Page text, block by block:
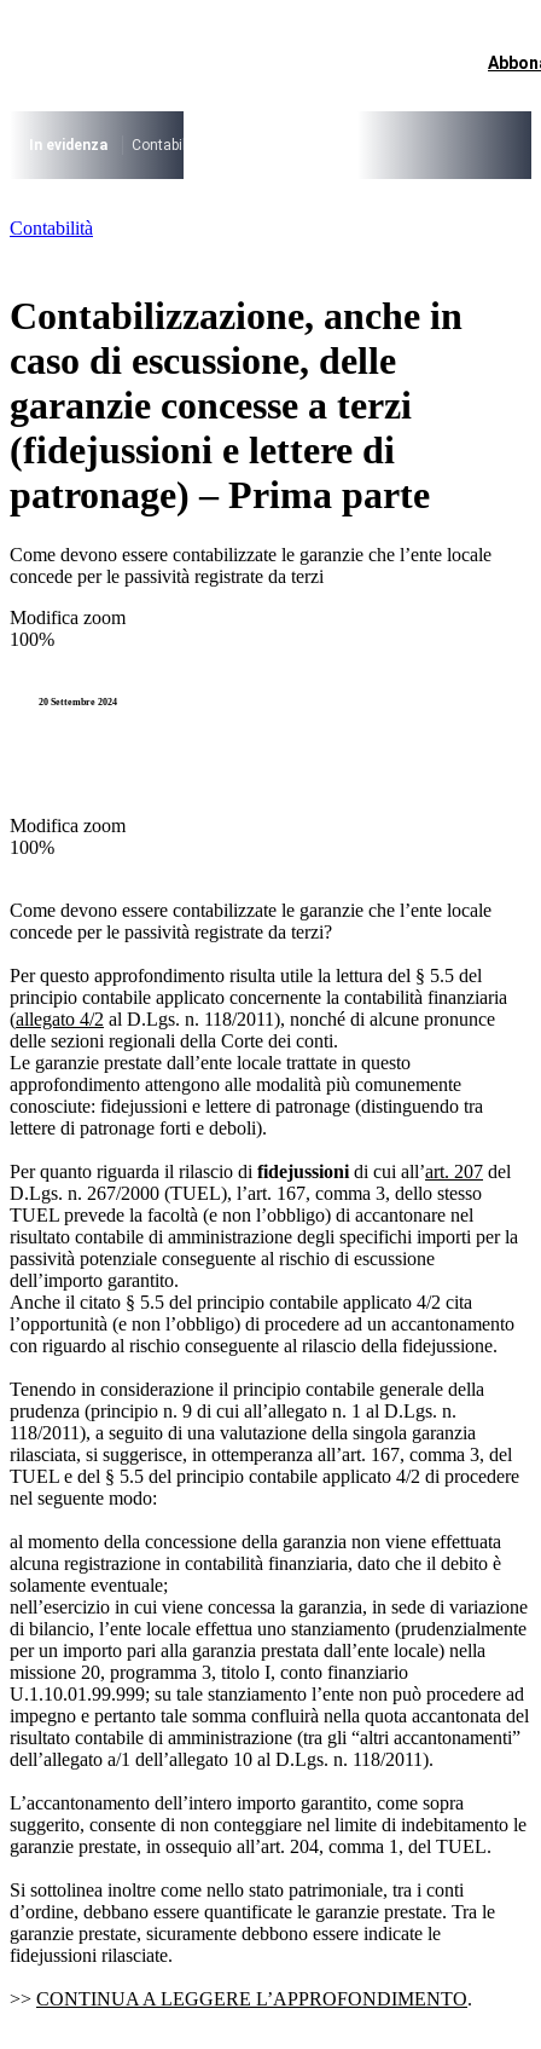
I più cercati
Lorem ipsum dolor sit amet consectetur
In evidenza Contabilità Accrual
Lorem ipsum dolor sit amet consectetur
Contabilità
Contabilizzazione, anche in
caso di escussione, delle
garanzie concesse a terzi
(fidejussioni e lettere di
patronage) – Prima parte
Come devono essere contabilizzate le garanzie che l’ente locale
concede per le passività registrate da terzi
Modifica zoom
100%
20 Settembre 2024
Modifica zoom
100%
Come devono essere contabilizzate le garanzie che l’ente locale
concede per le passività registrate da terzi?
Per questo approfondimento risulta utile la lettura del § 5.5 del
principio contabile applicato concernente la contabilità finanziaria
(allegato 4/2 al D.Lgs. n. 118/2011), nonché di alcune pronunce
delle sezioni regionali della Corte dei conti.
Le garanzie prestate dall’ente locale trattate in questo
approfondimento attengono alle modalità più comunemente
conosciute: fidejussioni e lettere di patronage (distinguendo tra
lettere di patronage forti e deboli).
Per quanto riguarda il rilascio di fidejussioni di cui all’art. 207 del
D.Lgs. n. 267/2000 (TUEL), l’art. 167, comma 3, dello stesso
TUEL prevede la facoltà (e non l’obbligo) di accantonare nel
risultato contabile di amministrazione degli specifichi importi per la
passività potenziale conseguente al rischio di escussione
dell’importo garantito.
Anche il citato § 5.5 del principio contabile applicato 4/2 cita
l’opportunità (e non l’obbligo) di procedere ad un accantonamento
con riguardo al rischio conseguente al rilascio della fidejussione.
Tenendo in considerazione il principio contabile generale della
prudenza (principio n. 9 di cui all’allegato n. 1 al D.Lgs. n.
118/2011), a seguito di una valutazione della singola garanzia
rilasciata, si suggerisce, in ottemperanza all’art. 167, comma 3, del
TUEL e del § 5.5 del principio contabile applicato 4/2 di procedere
nel seguente modo:
al momento della concessione della garanzia non viene effettuata
alcuna registrazione in contabilità finanziaria, dato che il debito è
solamente eventuale;
nell’esercizio in cui viene concessa la garanzia, in sede di variazione
di bilancio, l’ente locale effettua uno stanziamento (prudenzialmente
per un importo pari alla garanzia prestata dall’ente locale) nella
missione 20, programma 3, titolo I, conto finanziario
U.1.10.01.99.999; su tale stanziamento l’ente non può procedere ad
impegno e pertanto tale somma confluirà nella quota accantonata del
risultato contabile di amministrazione (tra gli “altri accantonamenti”
dell’allegato a/1 dell’allegato 10 al D.Lgs. n. 118/2011).
L’accantonamento dell’intero importo garantito, come sopra
suggerito, consente di non conteggiare nel limite di indebitamento le
garanzie prestate, in ossequio all’art. 204, comma 1, del TUEL.
Si sottolinea inoltre come nello stato patrimoniale, tra i conti
d’ordine, debbano essere quantificate le garanzie prestate. Tra le
garanzie prestate, sicuramente debbono essere indicate le
fidejussioni rilasciate.
>> CONTINUA A LEGGERE L’APPROFONDIMENTO.